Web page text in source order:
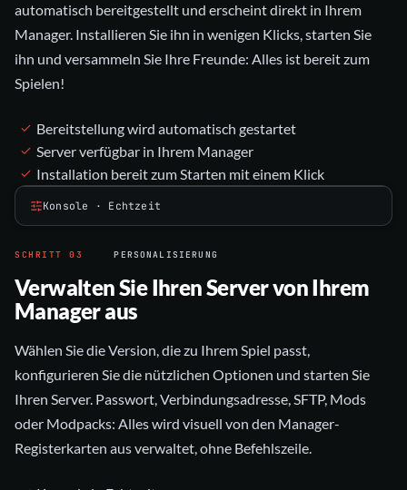
automatisch bereitgestellt und erscheint direkt in Ihrem
Manager. Installieren Sie ihn in wenigen Klicks, starten Sie
ihn und versammeln Sie Ihre Freunde: Alles ist bereit zum
Spielen!
Bereitstellung wird automatisch gestartet
Server verfügbar in Ihrem Manager
Installation bereit zum Starten mit einem Klick
Konsole · Echtzeit
SCHRITT 03 PERSONALISIERUNG
Verwalten Sie Ihren Server von Ihrem
Manager aus
Wählen Sie die Version, die zu Ihrem Spiel passt,
konfigurieren Sie die nützlichen Optionen und starten Sie
Ihren Server. Passwort, Verbindungsadresse, SFTP, Mods
oder Modpacks: Alles wird visuell von den Manager-
Registerkarten aus verwaltet, ohne Befehlszeile.